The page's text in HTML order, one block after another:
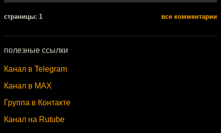
cтраницы: 1 все комментарии
полезные ссылки
Канал в Telegram
Канал в MAX
Группа в Контакте
Канал на Rutube